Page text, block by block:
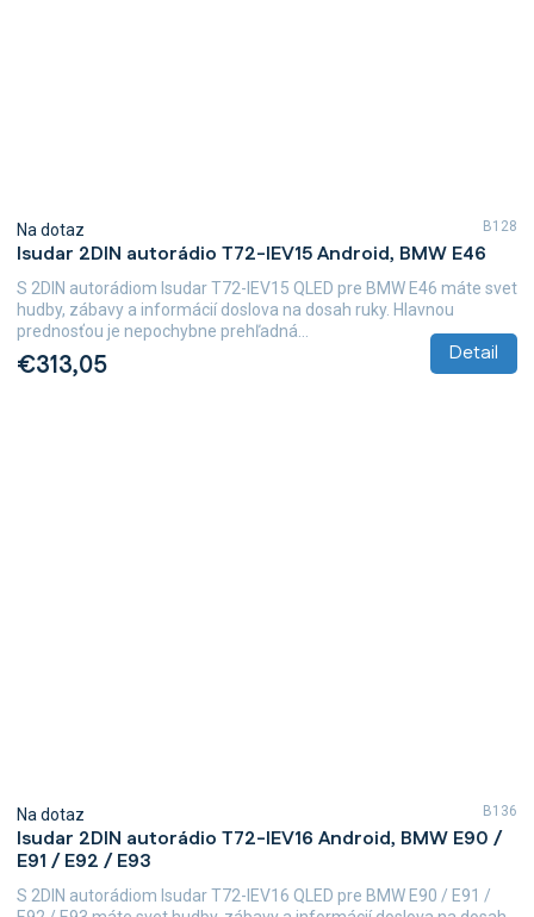
Isudar 2DIN autorádio T72-IEV15 Android, BMW E46
Na dotaz
€313,05 Detail
S 2DIN autorádiom Isudar T72-IEV15 QLED pre BMW E46 máte svet
hudby, zábavy a informácií doslova na dosah ruky. Hlavnou
prednosťou je nepochybne prehľadná...
B128
Isudar 2DIN autorádio T72-IEV16 Android, BMW E90 /
E91 / E92 / E93
Na dotaz
S 2DIN autorádiom Isudar T72-IEV16 QLED pre BMW E90 / E91 /
B136